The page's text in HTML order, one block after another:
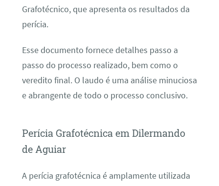
Grafotécnico, que apresenta os resultados da
perícia.
Esse documento fornece detalhes passo a
passo do processo realizado, bem como o
veredito final. O laudo é uma análise minuciosa
e abrangente de todo o processo conclusivo.
Perícia Grafotécnica em Dilermando
de Aguiar
A perícia grafotécnica é amplamente utilizada